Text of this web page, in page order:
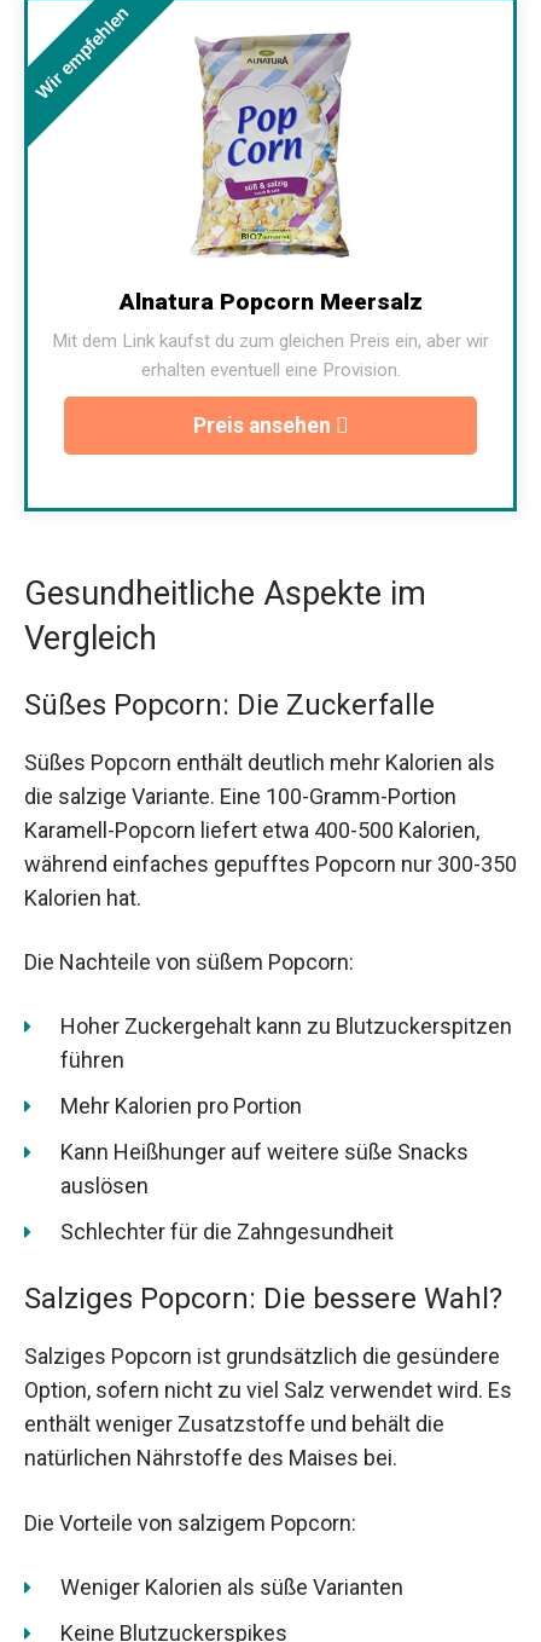
Wir empfehlen
Alnatura Popcorn Meersalz
Mit dem Link kaufst du zum gleichen Preis ein, aber wir
erhalten eventuell eine Provision.
Preis ansehen
Gesundheitliche Aspekte im
Vergleich
Süßes Popcorn: Die Zuckerfalle
Süßes Popcorn enthält deutlich mehr Kalorien als
die salzige Variante. Eine 100-Gramm-Portion
Karamell-Popcorn liefert etwa 400-500 Kalorien,
während einfaches gepufftes Popcorn nur 300-350
Kalorien hat.
Die Nachteile von süßem Popcorn:
Hoher Zuckergehalt kann zu Blutzuckerspitzen
führen
Mehr Kalorien pro Portion
Kann Heißhunger auf weitere süße Snacks
auslösen
Schlechter für die Zahngesundheit
Salziges Popcorn: Die bessere Wahl?
Salziges Popcorn ist grundsätzlich die gesündere
Option, sofern nicht zu viel Salz verwendet wird. Es
enthält weniger Zusatzstoffe und behält die
natürlichen Nährstoffe des Maises bei.
Die Vorteile von salzigem Popcorn:
Weniger Kalorien als süße Varianten
Keine Blutzuckerspikes